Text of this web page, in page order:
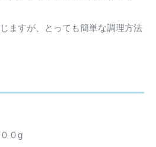
ますが、とっても簡単な調理方法
０g